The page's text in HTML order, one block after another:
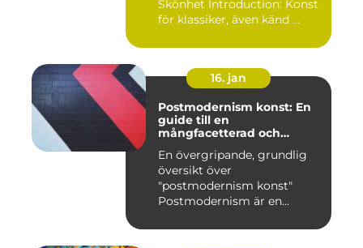
Skönhet Introduction: Konst
för klassiker, även känd ...
16. jan
Postmodernism konst: En
guide till en
mångfacetterad och
En övergripande, grundlig
översikt över
"postmodernism konst"
Postmodernism är en